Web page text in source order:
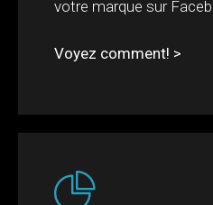
votre marque sur
Voyez comment! >